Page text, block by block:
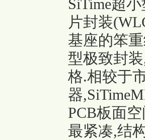
SiTime超
片封装
基座的笨
型极致封
格.相较于
器
PCB板面
最紧凑,结